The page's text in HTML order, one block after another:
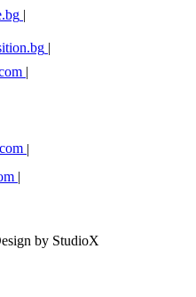
|
|
|
|
|
by StudioX